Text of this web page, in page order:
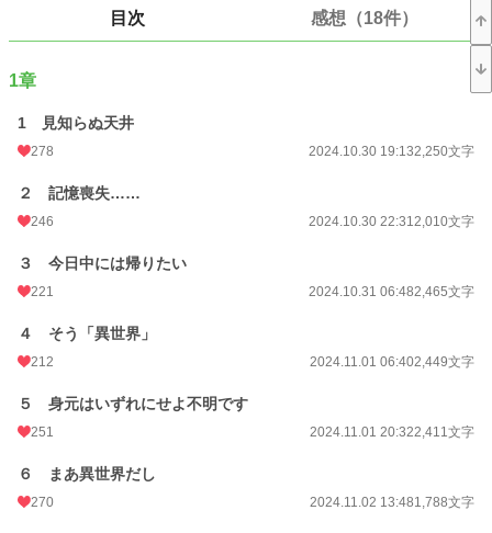
そもそも「sub」ってなんですかーーー！？
※R18シーンは濃厚めのありますのでご注意ください
小説
BL 2,525 位 / 31,499 件
更新日時
初回公開日時 2024.10.30 19:11
週間ポイント
月間ポイント 5,884 pt (7,280 位)
年間ポイント
累計ポイント 663,630 pt (8,358 位)
目次 感想（18件）
1章
1 見知らぬ天井
278 2024.10.30 19:132,250文字
２ 記憶喪失……
246 2024.10.30 22:312,010文字
３ 今日中には帰りたい
221 2024.10.31 06:482,465文字
４ そう「異世界」
212 2024.11.01 06:402,449文字
５ 身元はいずれにせよ不明です
251 2024.11.01 20:322,411文字
６ まあ異世界だし
270 2024.11.02 13:481,788文字